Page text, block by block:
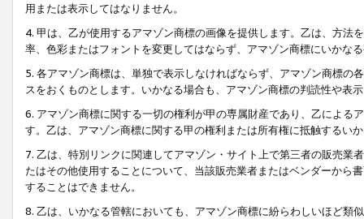
用または表示してはなりません。
4. 甲は、乙が使用するアマゾン商標の画像を提供します。乙は、方
率、色彩またはフォントを変更してはならず、アマゾン商標にいかな
5. 各アマゾン商標は、単独で表示しなければならず、アマゾン商標
スをおくものとします。いかなる場合も、アマゾン商標の判読性や表
6. アマゾン商標に関する一切の権利が甲の専属財産であり、乙による
す。乙は、アマゾン商標に関する甲の権利または所有権に抵触するい
7. 乙は、特別リンクに関連してアマゾン・サイト上で第三者の販売
たはその他使用することについて、当該販売業者またはベンダーから
することはできません。
8. 乙は、いかなる管轄においても、アマゾン商標に紛らわしいほど類